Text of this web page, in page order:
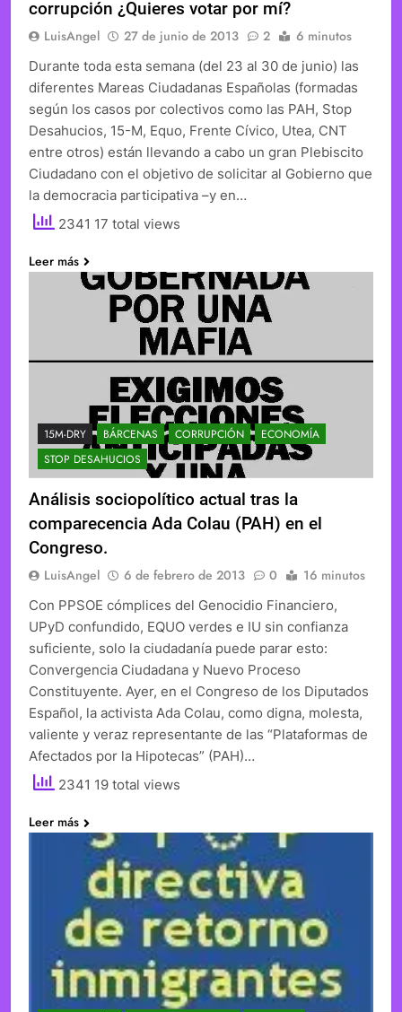
corrupción ¿Quieres votar por mí?
LuisAngel 27 de junio de 2013 2 6 minutos
Durante toda esta semana (del 23 al 30 de junio) las
diferentes Mareas Ciudadanas Españolas (formadas
según los casos por colectivos como las PAH, Stop
Desahucios, 15-M, Equo, Frente Cívico, Utea, CNT
entre otros) están llevando a cabo un gran Plebiscito
Ciudadano con el objetivo de solicitar al Gobierno que
la democracia participativa –y en…
2341 17 total views
Leer más
15M-DRY BÁRCENAS CORRUPCIÓN
ECONOMÍA
STOP DESAHUCIOS
Análisis sociopolítico actual tras la
comparecencia Ada Colau (PAH) en el
Congreso.
LuisAngel 6 de febrero de 2013 0 16 minutos
Con PPSOE cómplices del Genocidio Financiero,
UPyD confundido, EQUO verdes e IU sin confianza
suficiente, solo la ciudadanía puede parar esto:
Convergencia Ciudadana y Nuevo Proceso
Constituyente. Ayer, en el Congreso de los Diputados
Español, la activista Ada Colau, como digna, molesta,
valiente y veraz representante de las “Plataformas de
Afectados por la Hipotecas” (PAH)…
2341 19 total views
Leer más